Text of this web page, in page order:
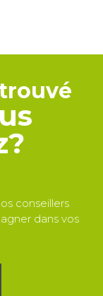
conseillers
dans vos